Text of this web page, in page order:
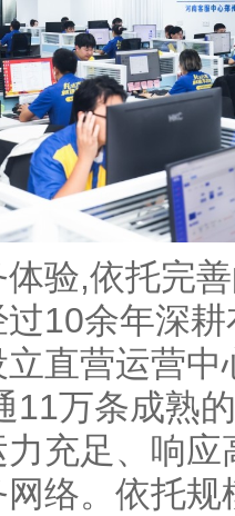
,依托完善
10余年深
直营运营
11万条成熟
充足、响
络。依托